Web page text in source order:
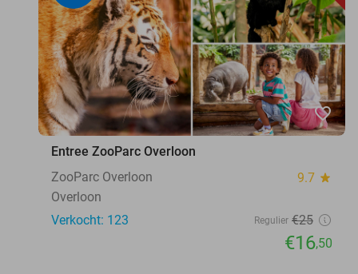
favorite_border
Entree ZooParc Overloon
ZooParc Overloon
9.7 star
Overloon
Verkocht: 123
Regulier €25
€16,50